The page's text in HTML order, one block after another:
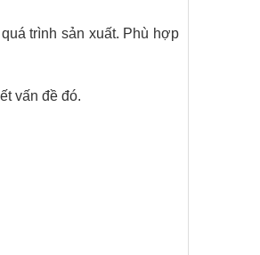
trình sản xuất. Phù hợp
vấn đề đó.